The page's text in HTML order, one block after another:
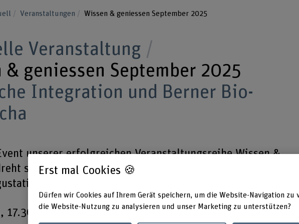
Veranstaltungen Wissen & geniessen September 2025
Veranstaltung
& geniessen September 2025
Integration und Berner Bio-
unserer erfolgreichen Veranstaltungsreihe Wissen &
sich um Berufliche Integration. Im Genussteil widmen
des gesunden Trendgetränks Kombucha.
17.30 Uhr – Restaurant Dreigänger, Waldeggstrasse 27, 3097
Erst mal Cookies 🍪
Dürfen wir Cookies auf Ihrem Gerät speichern, um die Website-Navigation zu
die Website-Nutzung zu analysieren und unser Marketing zu unterstützen?